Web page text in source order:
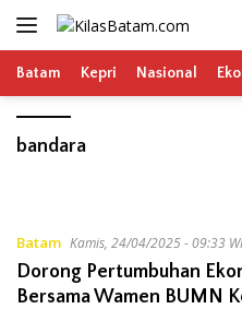
Langsung
Batam Kepri Nasional
bandara
Batam Kamis, 24/04/2025 - 09:33
Dorong Pertumbuhan
Bersama Wamen BUMN